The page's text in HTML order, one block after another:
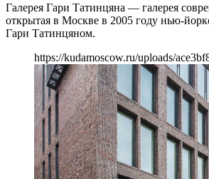
Галерея Гари Татинцяна — галерея
открытая в Москве в 2005 году нью-
Гари Татинцяном.
https://kudamoscow.ru/uploads/